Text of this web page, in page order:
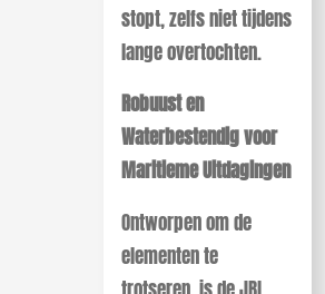
stopt, zelfs niet tijdens
lange overtochten.
Robuust en
Waterbestendig voor
Maritieme Uitdagingen
Ontworpen om de
elementen te